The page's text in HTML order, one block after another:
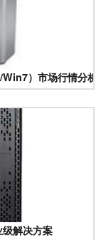
）市场行情分析
解决方案